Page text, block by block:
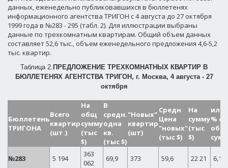
данных, еженедельно публиковавшихся в бюллетенях
информационного агентства ТРИГОН с 4 августа до 27 октября
1999 года в №283 - 295 (табл. 2). Для иллюстрации выбраны
данные по трехкомнатным квартирам. Общий объем данных
составляет 52,6 тыс., объем еженедельного предложения 4,6-5,2
тыс. квартир.
Таблица 2. ПРЕДЛОЖЕНИЕ ТРЕХКОМНАТНЫХ КВАРТИР В
БЮЛЛЕТЕНЯХ АГЕНТСТВА ТРИГОН, г. Москва, 4 августа - 27
октября
Бюллетень
ТРИГОНА
Всего
квартир
(шт.)
На
общ
сумму
(тыс
$)
В
средн.
одна
кв.
(тыс $)
"Новых"
квартир
(шт)
Средн
Цена
"новых"
(тыс $)
На
сумму
(тыс
$)
или
% от
№283 5 194
363
062
69,9 373 59,6 22 21 6,12